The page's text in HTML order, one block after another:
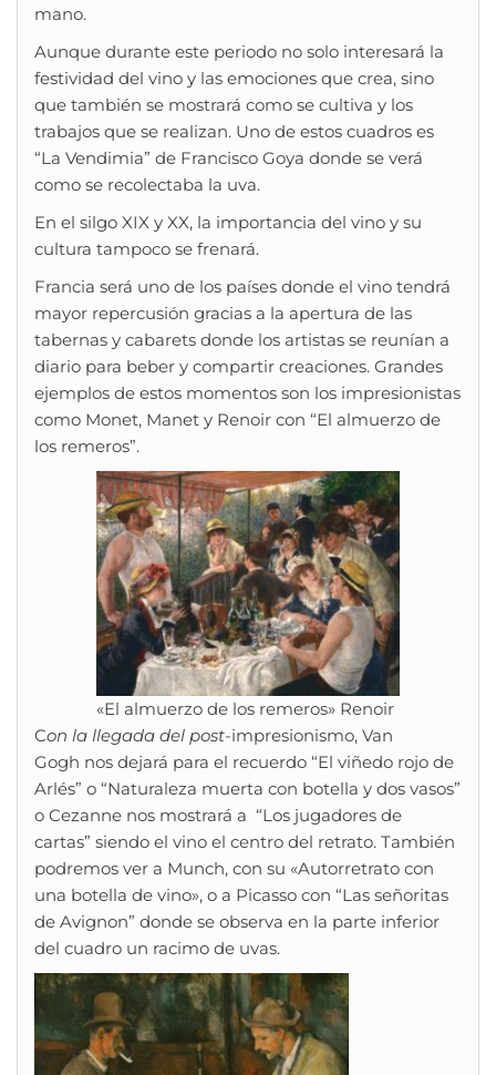
mano.
Aunque durante este periodo no solo interesará la
festividad del vino y las emociones que crea, sino
que también se mostrará como se cultiva y los
trabajos que se realizan. Uno de estos cuadros es
“La Vendimia” de Francisco Goya donde se verá
como se recolectaba la uva.
En el silgo XIX y XX, la importancia del vino y su
cultura tampoco se frenará.
Francia será uno de los países donde el vino tendrá
mayor repercusión gracias a la apertura de las
tabernas y cabarets donde los artistas se reunían a
diario para beber y compartir creaciones. Grandes
ejemplos de estos momentos son los impresionistas
como Monet, Manet y Renoir con “El almuerzo de
los remeros”.
«El almuerzo de los remeros» Renoir
Con la llegada del post-impresionismo, Van
Gogh nos dejará para el recuerdo “El viñedo rojo de
Arlés” o “Naturaleza muerta con botella y dos vasos”
o Cezanne nos mostrará a “Los jugadores de
cartas” siendo el vino el centro del retrato. También
podremos ver a Munch, con su «Autorretrato con
una botella de vino», o a Picasso con “Las señoritas
de Avignon” donde se observa en la parte inferior
del cuadro un racimo de uvas.